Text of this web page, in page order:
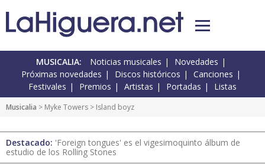
MUSICALIA: Noticias musicales
Novedades
Próximas novedades
Discos históricos
Canciones
Festivales
Premios Artistas Portadas Listas
Musicalia > Myke Towers > Island boyz
Destacado: 'Foreign tongues' es el vigesimoquinto álbum de
estudio de los Rolling Stones